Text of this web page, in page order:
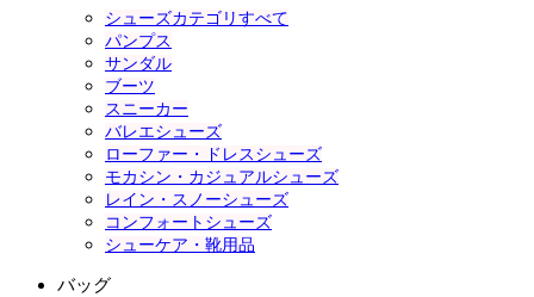
シューズカテゴリすべて
パンプス
サンダル
ブーツ
スニーカー
バレエシューズ
ローファー・ドレスシューズ
モカシン・カジュアルシューズ
レイン・スノーシューズ
コンフォートシューズ
シューケア・靴用品
バッグ